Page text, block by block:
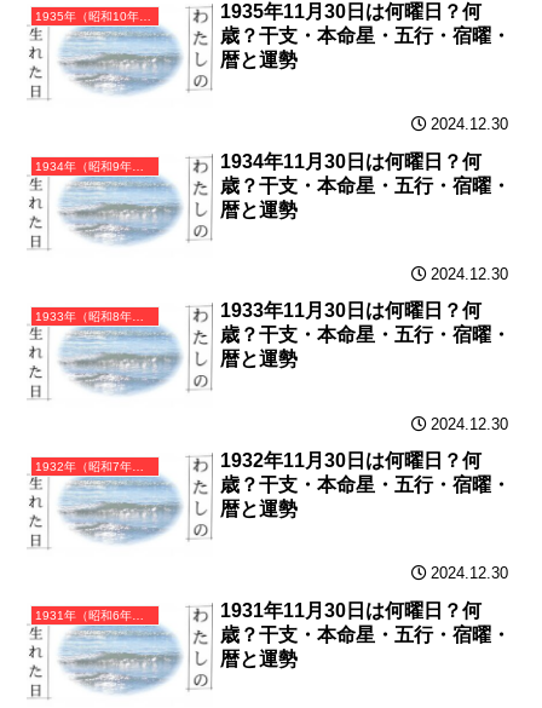
1935年（昭和10年）乙亥（きのとい）・亥年（いのしし年）カレンダー（月曜はじまり）
1935年11月30日は何曜日？何
歳？干支・本命星・五行・宿曜・
暦と運勢
2024.12.30
1934年（昭和9年）甲戌（きのえいぬ）・戌年（いぬ年）カレンダー（月曜はじまり）
1934年11月30日は何曜日？何
歳？干支・本命星・五行・宿曜・
暦と運勢
2024.12.30
1933年（昭和8年）癸酉（みずのととり）・酉年（とり年）カレンダー（月曜はじまり）
1933年11月30日は何曜日？何
歳？干支・本命星・五行・宿曜・
暦と運勢
2024.12.30
1932年（昭和7年）壬申（みずのえさる）・申年（さる年）カレンダー（月曜はじまり）
1932年11月30日は何曜日？何
歳？干支・本命星・五行・宿曜・
暦と運勢
2024.12.30
1931年（昭和6年）辛未（かのとひつじ）・未年（ひつじ年）カレンダー（月曜はじまり）
1931年11月30日は何曜日？何
歳？干支・本命星・五行・宿曜・
暦と運勢